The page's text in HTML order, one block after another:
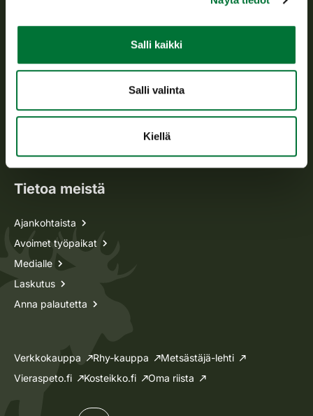
Salli kaikki
Salli valinta
Kiellä
Kaikki yhteystiedot
Metsästyskortti-asiat
Tietoa meistä
Ajankohtaista
Avoimet työpaikat
Medialle
Laskutus
Anna palautetta
Verkkokauppa Rhy-kauppa
Metsästäjä-lehti
Vieraspeto.fi
Kosteikko.fi Oma riista